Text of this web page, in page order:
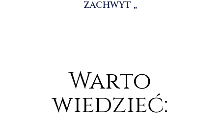
ZACHWYT „
Warto
wiedzieć: